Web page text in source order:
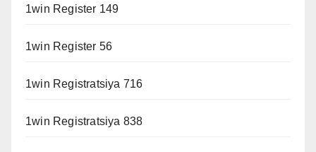
1win Register 149
1win Register 56
1win Registratsiya 716
1win Registratsiya 838